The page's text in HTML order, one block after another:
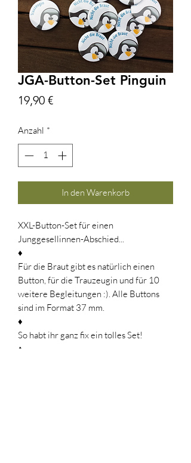
JGA-Button-Set Pinguin
19,90 €Preis
Anzahl *
In den Warenkorb
XXL-Button-Set für einen
Junggesellinnen-Abschied...
♦
Für die Braut gibt es natürlich einen
Button, für die Trauzeugin und für 10
weitere Begleitungen :). Alle Buttons
sind im Format 37 mm.
♦
So habt ihr ganz fix ein tolles Set!
♦